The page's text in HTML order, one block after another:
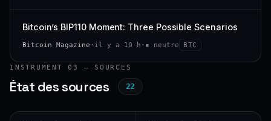
Bitcoin’s BIP110 Moment: Three Possible Scenarios
Bitcoin Magazine · il y a 10 h · ▪ neutre BTC
INSTRUMENT 03 — SOURCES
État des sources 22